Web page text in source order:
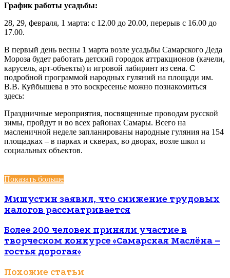
График работы усадьбы:
28, 29, февраля, 1 марта: с 12.00 до 20.00, перерыв с 16.00 до
17.00.
В первый день весны 1 марта возле усадьбы Самарского Деда
Мороза будет работать детский городок аттракционов (качели,
карусель, арт-объекты) и игровой лабиринт из сена. С
подробной программой народных гуляний на площади им.
В.В. Куйбышева в это воскресенье можно познакомиться
здесь:
Праздничные мероприятия, посвященные проводам русской
зимы, пройдут и во всех районах Самары. Всего на
масленичной неделе запланированы народные гуляния на 154
площадках – в парках и скверах, во дворах, возле школ и
социальных объектов.
Показать больше
Мишустин заявил, что снижение трудовых
налогов рассматривается
Более 200 человек приняли участие в
творческом конкурсе «Самарская Маслёна –
гостья дорогая»
Похожие статьи